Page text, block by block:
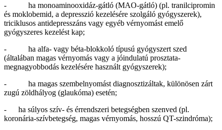
- ha monoaminooxidáz-gátló (MAO-gátló) (pl. tranilcipromin
és moklobemid, a depresszió kezelésére szolgáló gyógyszerek),
triciklusos antidepresszáns vagy egyéb vérnyomást emelő
gyógyszeres kezelést kap;
- ha alfa- vagy béta-blokkoló típusú gyógyszert szed
(általában magas vérnyomás vagy a jóindulatú prosztata-
megnagyobbodás kezelésére használt gyógyszerek);
- ha magas szembelnyomást diagnosztizáltak, különösen zárt
zugú zöldhályog (glaukóma) esetén;
- ha súlyos szív- és érrendszeri betegségben szenved (pl.
koronária-szívbetegség, magas vérnyomás, hosszú QT-szindróma);